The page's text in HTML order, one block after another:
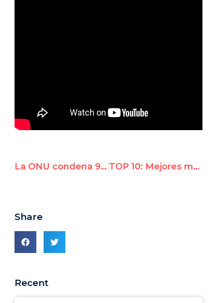
La ONU condena 9 veces a Israel, y ni una vez al resto del mundo TOP 10: Mejores momentos de UN Watch 2018
Share
Recent